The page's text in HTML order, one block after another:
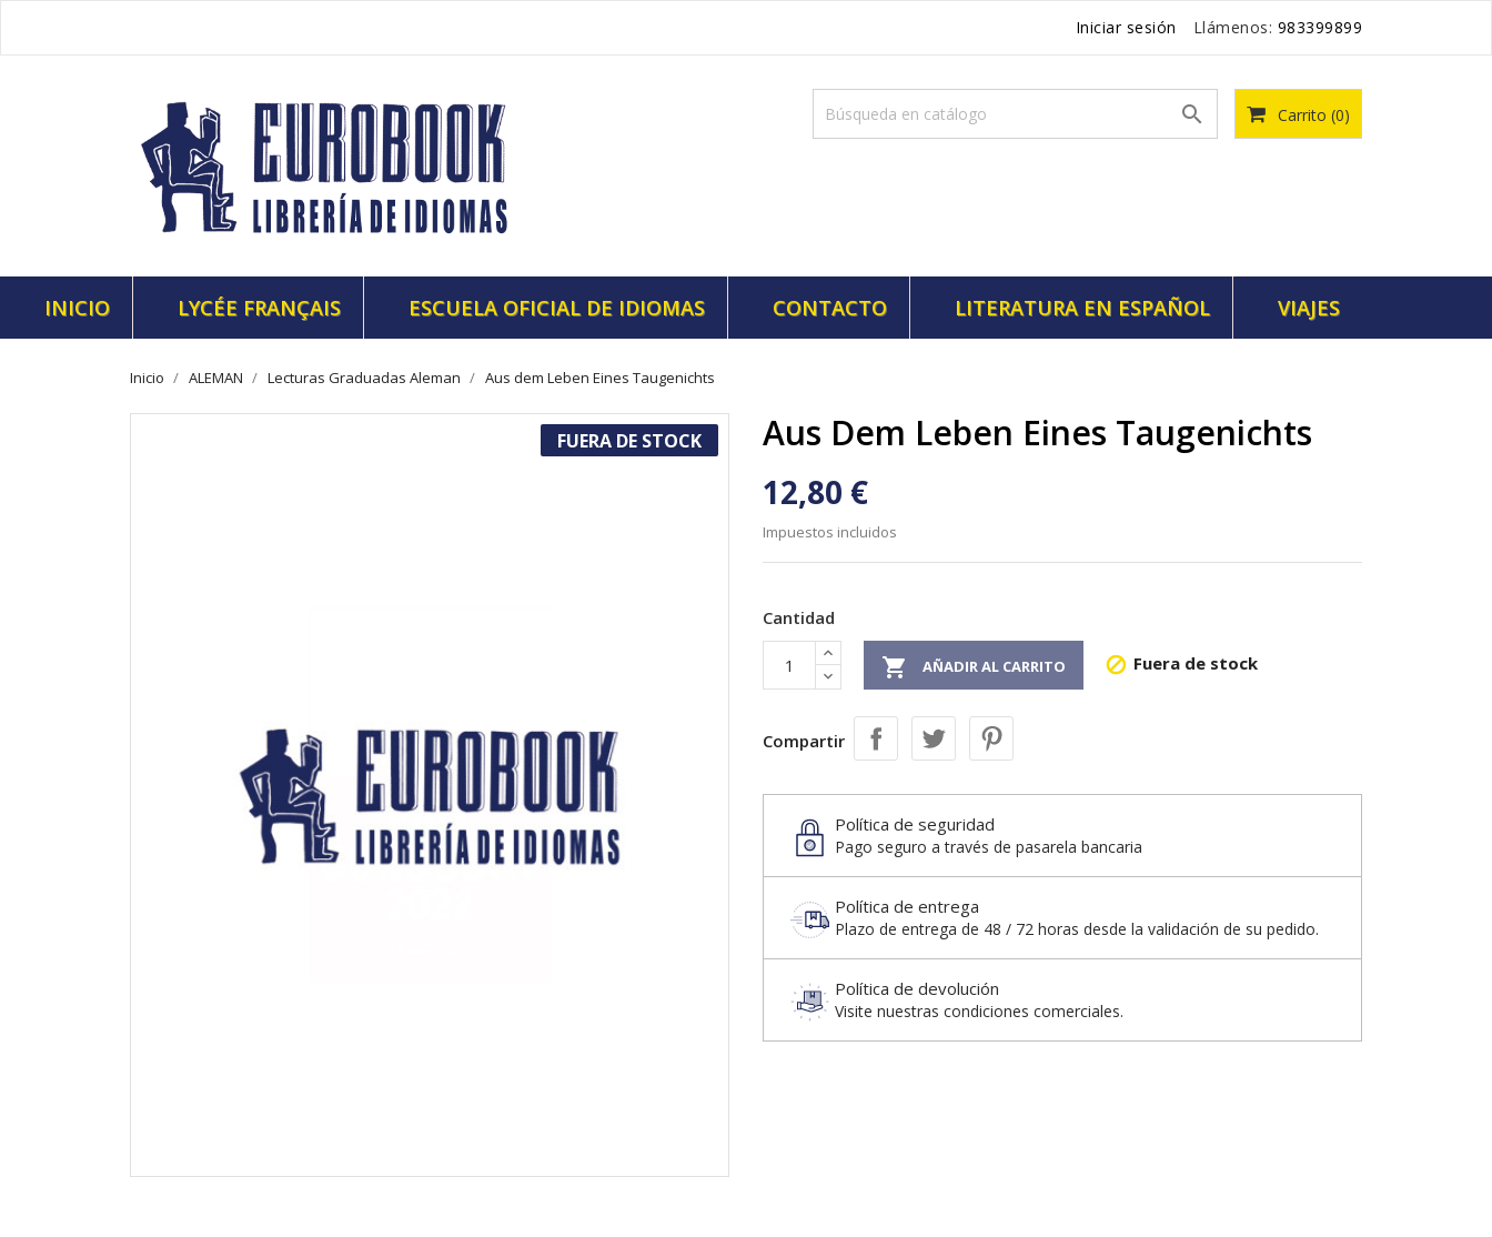
Iniciar sesión Llámenos: 983399899
Carrito (0)

INICIO LYCÉE FRANÇAIS ESCUELA OFICIAL DE IDIOMAS CONTACTO LITERATURA EN ESPAÑOL VIAJES
Inicio ALEMAN Lecturas Graduadas Aleman Aus dem Leben Eines Taugenichts
FUERA DE STOCK Aus Dem Leben Eines Taugenichts
12,80 €
Impuestos incluidos
Cantidad
 AÑADIR AL CARRITO  Fuera de stock
Compartir
Política de seguridad
Pago seguro a través de pasarela bancaria
Política de entrega
Plazo de entrega de 48 / 72 horas desde la validación de su pedido.
Política de devolución
Visite nuestras condiciones comerciales.